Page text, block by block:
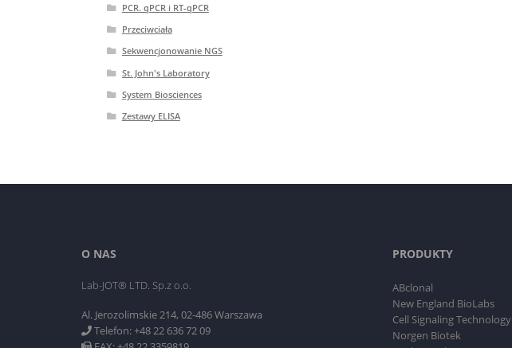
PCR. qPCR i RT-qPCR
Przeciwciała
Sekwencjonowanie NGS
St. John's Laboratory
System Biosciences
Zestawy ELISA
O NAS
Lab-JOT® LTD. Sp.z o.o.
Al. Jerozolimskie 214, 02-486 Warszawa
Telefon: +48 22 636 72 09
PRODUKTY
ABclonal
New England BioLabs
Cell Signaling Technology
Norgen Biotek